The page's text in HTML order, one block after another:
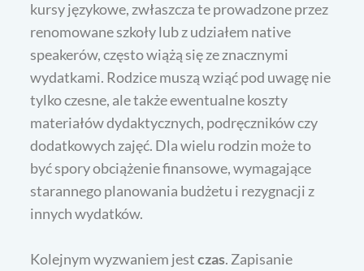
kursy językowe, zwłaszcza te prowadzone przez
renomowane szkoły lub z udziałem native
speakerów, często wiążą się ze znacznymi
wydatkami. Rodzice muszą wziąć pod uwagę nie
tylko czesne, ale także ewentualne koszty
materiałów dydaktycznych, podręczników czy
dodatkowych zajęć. Dla wielu rodzin może to
być spory obciążenie finansowe, wymagające
starannego planowania budżetu i rezygnacji z
innych wydatków.
Kolejnym wyzwaniem jestczas. Zapisanie